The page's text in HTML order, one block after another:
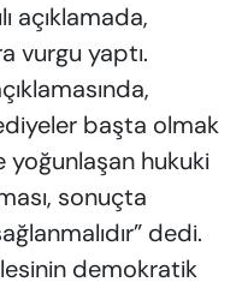
açıklamada,
vurgu yaptı.
başta olmak
yoğunlaşan hukuki
sonuçta
dedi.
demokratik